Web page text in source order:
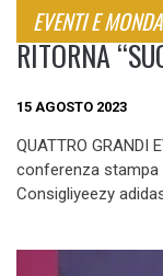
EVENTI E
RITORNA
15 AGOSTO 2023
QUATTRO GRANDI
conferenza stampa
Consigliyeezy